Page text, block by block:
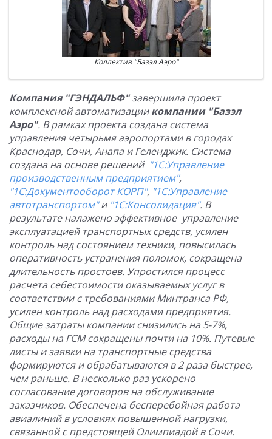
Коллектив "Базэл Аэро"
Компания "ГЭНДАЛЬФ"завершила проект
комплексной автоматизациикомпании "Базэл
Аэро". В рамках проекта создана система
управления четырьмя аэропортами в городах
Краснодар, Сочи, Анапа и Геленджик. Система
создана на основе решений "1С:Управление
производственным предприятием",
"1С:Документооборот КОРП", "1С:Управление
автотранспортом"и "1С:Консолидация". В
результате налажено эффективное управление
эксплуатацией транспортных средств, усилен
контроль над состоянием техники, повысилась
оперативность устранения поломок, сокращена
длительность простоев. Упростился процесс
расчета себестоимости оказываемых услуг в
соответствии с требованиями Минтранса РФ,
усилен контроль над расходами предприятия.
Общие затраты компании снизились на 5-7%,
расходы на ГСМ сокращены почти на 10%. Путевые
листы и заявки на транспортные средства
формируются и обрабатываются в 2 раза быстрее,
чем раньше. В несколько раз ускорено
согласование договоров на обслуживание
заказчиков. Обеспечена бесперебойная работа
авиалиний в условиях повышенной нагрузки,
связанной с предстоящей Олимпиадой в Сочи.